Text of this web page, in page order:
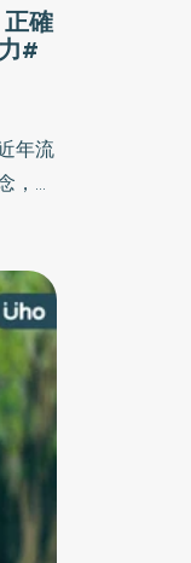
確
#
年流
，再
健醫
醫師
適合
考。